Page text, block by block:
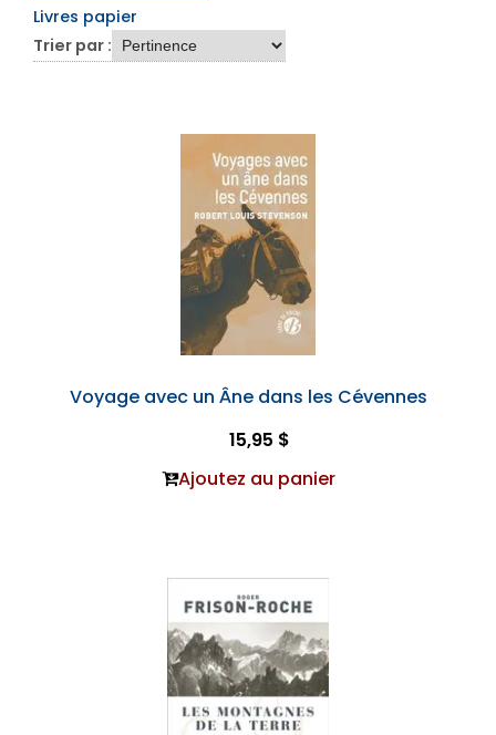
Livres papier
Trier par :
Voyage avec un Âne dans les Cévennes
15,95 $
Ajoutez au panier